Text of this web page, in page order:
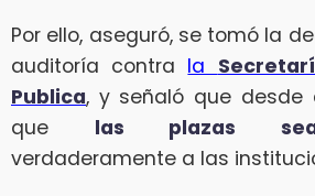
Por ello, aseguró, se tomó la
auditoría contra la
Publica, y señaló que desde
que las plazas
verdaderamente a las